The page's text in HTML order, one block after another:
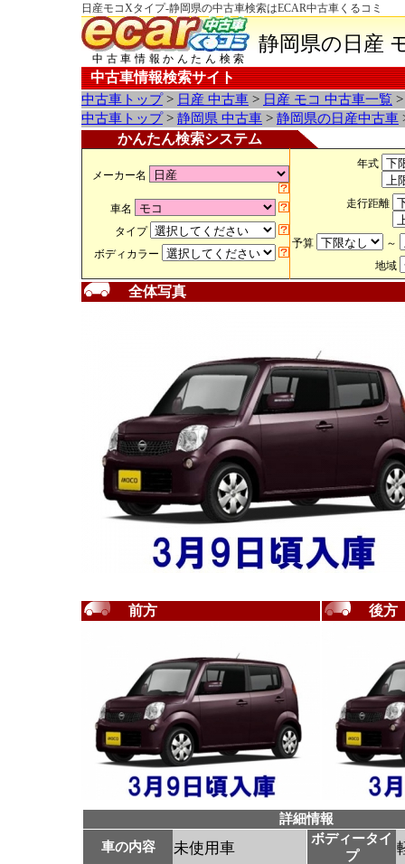
日産モコXタイプ-静岡県の中古車検索はECAR中古車くるコミ
中古車情報かんたん検索
静岡県の日産
中古車情報検索サイト
中古車トップ> 日産 中古車 > 日産 モコ 中古車一覧
中古車トップ> 静岡県 中古車 > 静岡県の日産中古車
かんたん検索システム
メーカー名
車名
タイプ
ボディカラー
年式
走行距離
予算
～
地域
全体写真
前方 後方
詳細情報
車の内容
未使用車
ボディータイ
プ